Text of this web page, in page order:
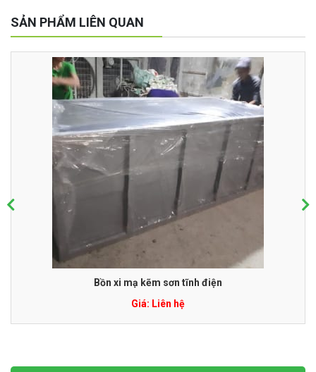
SẢN PHẨM LIÊN QUAN
Bồn xi mạ kẽm sơn tĩnh điện
Giá: Liên hệ
Nhựa SMC mã màu RAL 7035 chống cháy dùng để ép tủ điện
composite
Giá: Liên hệ